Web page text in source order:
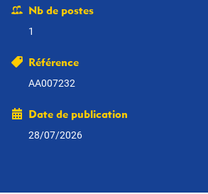
Nb de postes
1
Référence
AA007232
Date de publication
28/07/2026